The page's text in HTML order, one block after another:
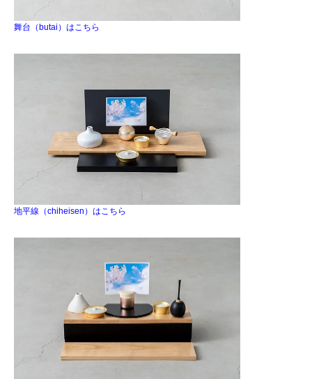
舞台（butai）はこちら
地平線（chiheisen）はこちら